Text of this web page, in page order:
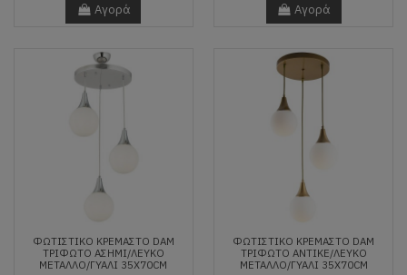
Αγορά Αγορά
ΦΩΤΙΣΤΙΚΌ ΚΡΕΜΑΣΤΌ DAM
ΤΡΊΦΩΤΟ ΑΣΗΜΊ/ΛΕΥΚΌ
ΜΈΤΑΛΛΟ/ΓΥΑΛΊ 35X70CM
ΦΩΤΙΣΤΙΚΌ ΚΡΕΜΑΣΤΌ DAM
ΤΡΊΦΩΤΟ ΑΝΤΙΚΈ/ΛΕΥΚΌ
ΜΈΤΑΛΛΟ/ΓΥΑΛΊ 35X70CM